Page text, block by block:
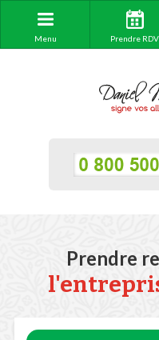
Menu Prendre RDV
Prendre